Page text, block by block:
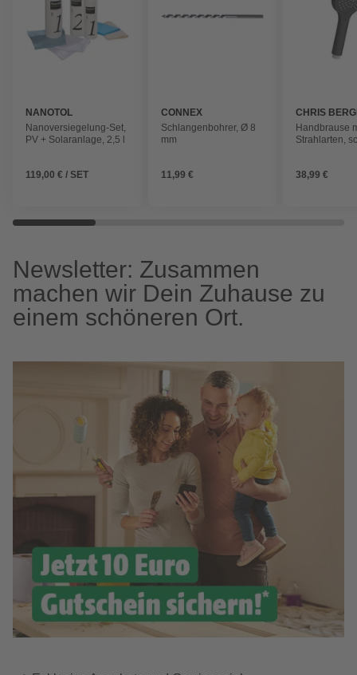
NANOTOL
Nanoversiegelung-Set,
PV + Solaranlage, 2,5 l
119,00 € / SET
CONNEX
Schlangenbohrer, Ø 8
mm
11,99 €
CHRIS
Handbrause
Strahlarten,
38,99 €
Newsletter: Zusammen
machen wir Dein Zuhause zu
einem schöneren Ort.